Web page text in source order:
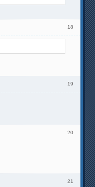
18
19
20
21